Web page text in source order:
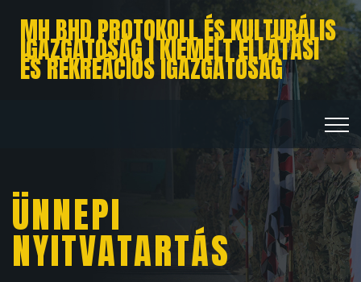
MH BHD PROTOKOLL ÉS KULTURÁLIS
IGAZGATÓSÁG I KIEMELT ELLÁTÁSI
ÉS REKREÁCIÓS IGAZGATÓSÁG
ÜNNEPI
NYITVATARTÁS